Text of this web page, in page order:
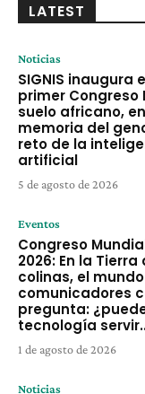
LATEST
Noticias
SIGNIS inaugura
primer Congreso
suelo africano,
memoria del
reto de la
artificial
5 de agosto de 2026
Eventos
Congreso
2026: En la
colinas, el
comunicadores
pregunta:
tecnología
1 de agosto de 2026
Noticias